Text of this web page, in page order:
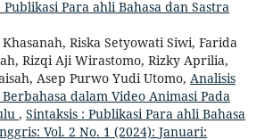
Para ahli Bahasa dan Sastra
Riska Setyowati Siwi, Farida
Rizqi Aji Wirastomo, Rizky Aprilia,
Asep Purwo Yudi Utomo, Analisis
dalam Video Animasi Pada
, Sintaksis : Publikasi Para ahli Bahasa
Vol. 2 No. 1 (2024): Januari: